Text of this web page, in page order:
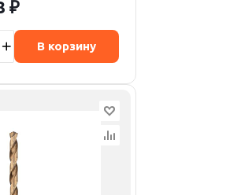
₽
В корзину